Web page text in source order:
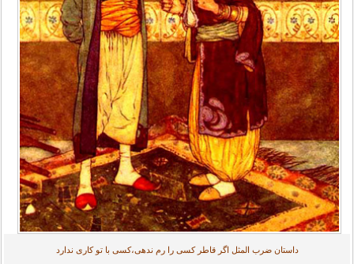
داستان ضرب المثل اگر قاطر کسی را رم ندهی،کسی با تو کاری ندارد